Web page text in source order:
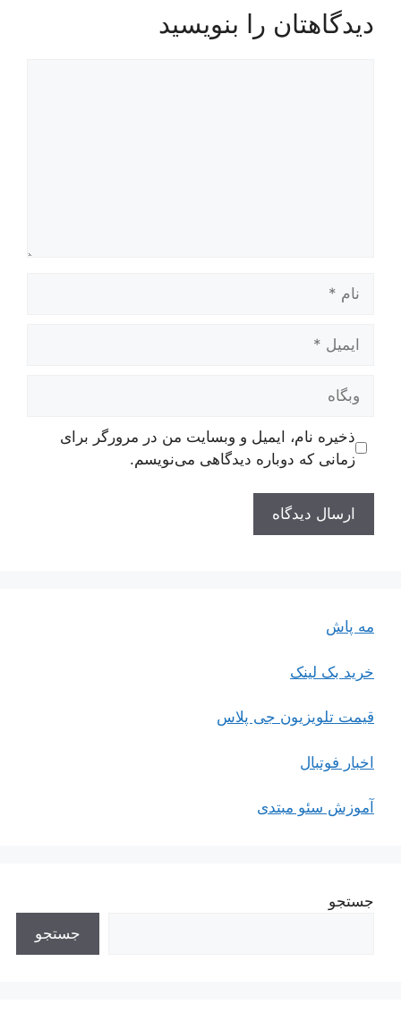
دیدگاهتان را بنویسید
وبگاه
ذخیره نام، ایمیل و وبسایت من در مرورگر برای
زمانی که دوباره دیدگاهی می‌نویسم.
مه پاش
خرید بک لینک
قیمت تلویزیون جی پلاس
اخبار فوتبال
آموزش سئو مبتدی
جستجو
جستجو